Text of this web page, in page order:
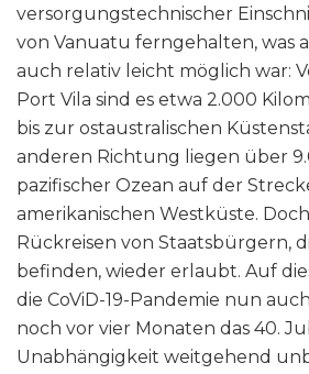
versorgungstechnischer
von Vanuatu ferngehalten, was
auch relativ leicht möglich war:
Port Vila sind es etwa 2.000
bis zur ostaustralischen
anderen Richtung liegen über
pazifischer Ozean auf der
amerikanischen Westküste.
Rückreisen von Staatsbürgern,
befinden, wieder erlaubt. Auf
die CoViD-19-Pandemie nun
noch vor vier Monaten das 40.
Unabhängigkeit weitgehend